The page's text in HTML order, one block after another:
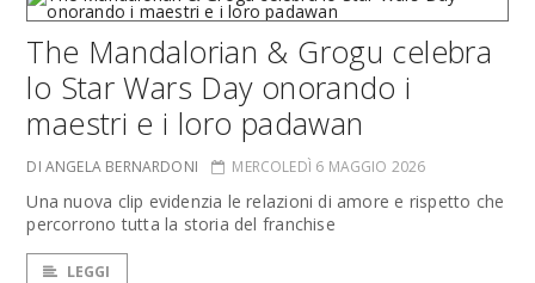
The Mandalorian & Grogu celebra
lo Star Wars Day onorando i
maestri e i loro padawan
DI ANGELA BERNARDONI MERCOLEDÌ 6 MAGGIO 2026
Una nuova clip evidenzia le relazioni di amore e rispetto che
percorrono tutta la storia del franchise
LEGGI